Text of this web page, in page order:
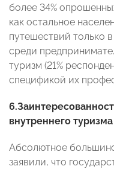
более 34%
как остальное
путешествий только
среди
туризм (21%
спецификой их
внутреннего туризма
Абсолютное
заявили, что